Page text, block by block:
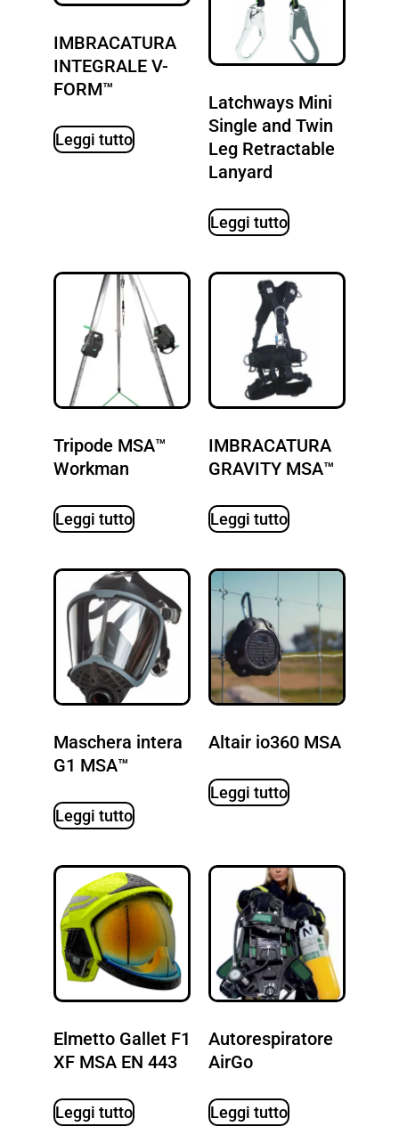
IMBRACATURA
INTEGRALE V-
FORM™
Leggi tutto
Latchways Mini
Single and Twin
Leg Retractable
Lanyard
Leggi tutto
Tripode MSA™
Workman
Leggi tutto
IMBRACATURA
GRAVITY MSA™
Leggi tutto
Maschera intera
G1 MSA™
Leggi tutto
Altair io360 MSA
Leggi tutto
Elmetto Gallet F1
XF MSA EN 443
Leggi tutto
Autorespiratore
AirGo
Leggi tutto